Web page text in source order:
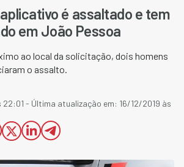
é assaltado e tem
em João Pessoa
ao local da solicitação, dois homens
o assalto.
22:01 - Última atualização em: 16/12/2019 às